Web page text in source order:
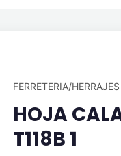
FERRETERIA/HERRAJES
HOJA
T118B 1